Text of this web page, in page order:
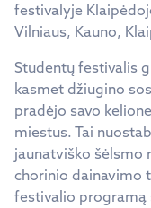
festivalyje
Vilniaus, Kauno,
Studentų festivalis
kasmet džiugino
pradėjo savo
miestus. Tai
jaunatviško šėlsmo
chorinio dainavimo
festivalio programą